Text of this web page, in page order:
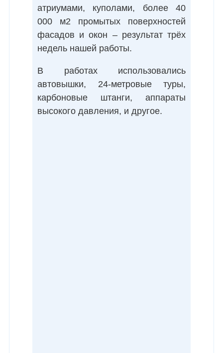
атриумами, куполами, более 40
000 м2 промытых поверхностей
фасадов и окон – результат трёх
недель нашей работы.
В работах использовались
автовышки, 24-метровые туры,
карбоновые штанги, аппараты
высокого давления, и другое.